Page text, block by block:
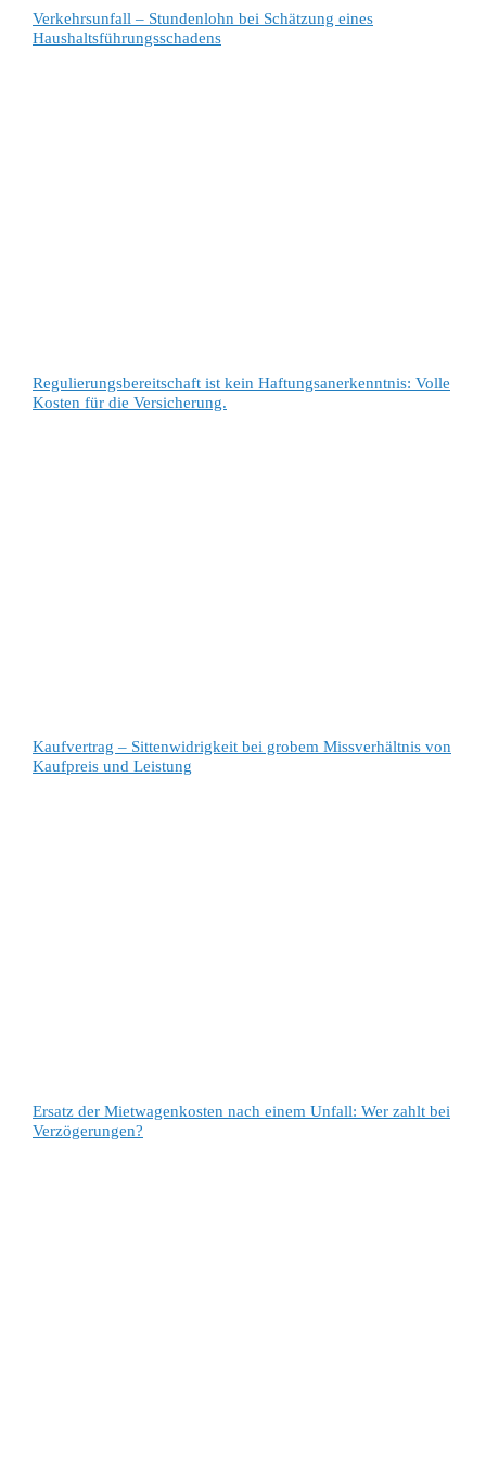
Verkehrsunfall – Stundenlohn bei Schätzung eines
Haushaltsführungsschadens
Regulierungsbereitschaft ist kein Haftungsanerkenntnis: Volle
Kosten für die Versicherung.
Kaufvertrag – Sittenwidrigkeit bei grobem Missverhältnis von
Kaufpreis und Leistung
Ersatz der Mietwagenkosten nach einem Unfall: Wer zahlt bei
Verzögerungen?